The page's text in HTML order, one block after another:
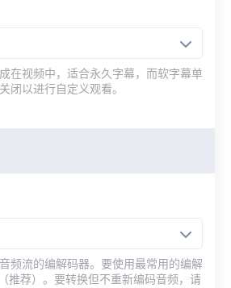
在视频中，适合永久字幕，而软字幕单
闭以进行自定义观看。
频流的编解码器。要使用最常用的编解
推荐）。要转换但不重新编码音频，请